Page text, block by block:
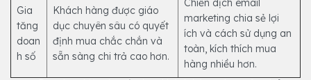
Gia
tăng
doan
h số
Khách hàng được giáo
dục chuyên sâu có quyết
định mua chắc chắn và
sẵn sàng chi trả cao hơn.
Chiến dịch email
marketing chia sẻ lợi
ích và cách sử dụng an
toàn, kích thích mua
hàng nhiều hơn.